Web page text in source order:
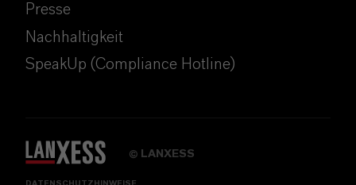
Presse
Nachhaltigkeit
SpeakUp (Compliance Hotline)
© LANXESS
DATENSCHUTZHINWEISE